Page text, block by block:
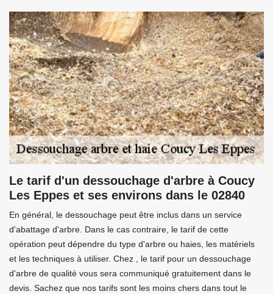
Le tarif d'un dessouchage d'arbre à Coucy
Les Eppes et ses environs dans le 02840
En général, le dessouchage peut être inclus dans un service
d'abattage d'arbre. Dans le cas contraire, le tarif de cette
opération peut dépendre du type d'arbre ou haies, les matériels
et les techniques à utiliser. Chez , le tarif pour un dessouchage
d'arbre de qualité vous sera communiqué gratuitement dans le
devis. Sachez que nos tarifs sont les moins chers dans tout le